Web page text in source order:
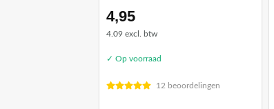
4,95
4.09 excl. btw
✓ Op voorraad
12 beoordelingen